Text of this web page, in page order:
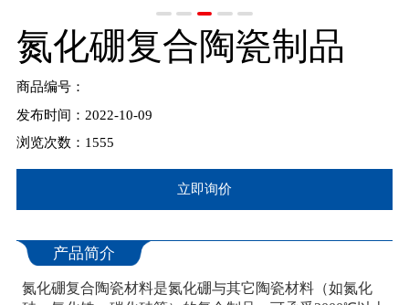
氮化硼复合陶瓷制品
商品编号：
发布时间：2022-10-09
浏览次数：1555
立即询价
产品简介
氮化硼复合陶瓷材料是氮化硼与其它陶瓷材料（如氮化